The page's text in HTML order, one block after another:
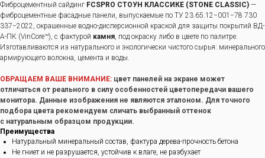
Фиброцементный сайдинг FCSPRO СТОУН КЛАССИКЕ (STONE CLASSIC) —
фиброцементные фасадные панели, выпускаемые по ТУ 23.65.12−001−78 730
337−2022, окрашенные водно-дисперсионной краской для защиты покрытий ВД-
А-ПК (VinCore™), с фактурой камня, под окраску либо в цвете по палитре.
Изготавливаются из натурального и экологически чистого сырья: минерального
армирующего волокна, цемента и воды.
ОБРАЩАЕМ ВАШЕ ВНИМАНИЕ: цвет панелей на экране может
отличаться от реального в силу особенностей цветопередачи вашего
монитора. Данные изображения не являются эталоном. Для точного
подбора цвета рекомендуем сличать выбранный оттенок
с натуральным образцом продукции.
Преимущества
Натуральный минеральный состав, фактура дерева-прочность бетона
Не гниет и не разрушается, устойчив к влаге, не разбухает